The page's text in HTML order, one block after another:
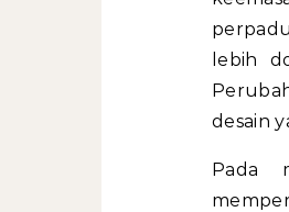
lebih
desain
Pada